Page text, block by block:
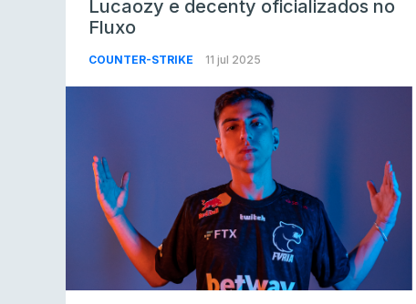
Lucaozy e decenty oficializados no
Fluxo
COUNTER-STRIKE 11 jul 2025